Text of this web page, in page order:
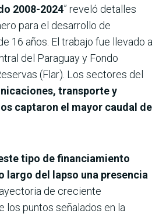
2008-2024” reveló detalles
para el desarrollo de
16 años. El trabajo fue llevado a
del Paraguay y Fondo
(Flar). Los sectores del
transporte y
captaron el mayor caudal de
tipo de financiamiento
largo del lapso una presencia
de creciente
los puntos señalados en la